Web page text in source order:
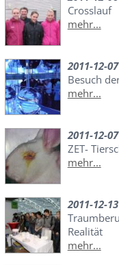
Crosslauf
mehr...
2011-12-07
Besuch
mehr...
2011-12-07
ZET-
mehr...
2011-12-13
Realität
mehr...